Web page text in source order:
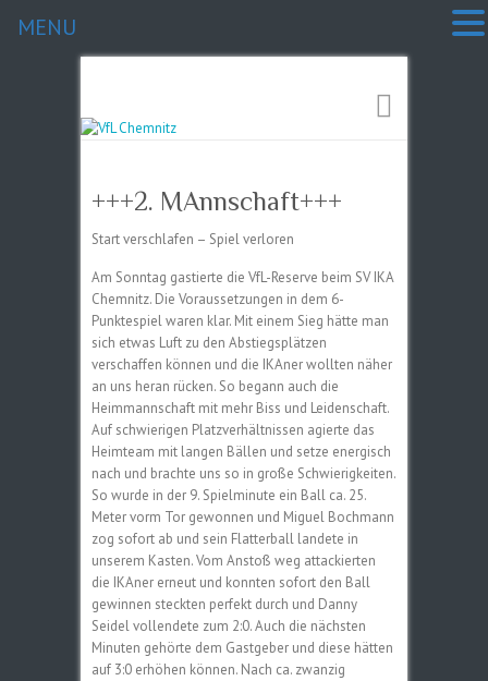
+++2. MAnnschaft+++
Start verschlafen – Spiel verloren
Am Sonntag gastierte die VfL-Reserve beim SV IKA
Chemnitz. Die Voraussetzungen in dem 6-
Punktespiel waren klar. Mit einem Sieg hätte man
sich etwas Luft zu den Abstiegsplätzen
verschaffen können und die IKAner wollten näher
an uns heran rücken. So begann auch die
Heimmannschaft mit mehr Biss und Leidenschaft.
Auf schwierigen Platzverhältnissen agierte das
Heimteam mit langen Bällen und setze energisch
nach und brachte uns so in große Schwierigkeiten.
So wurde in der 9. Spielminute ein Ball ca. 25.
Meter vorm Tor gewonnen und Miguel Bochmann
zog sofort ab und sein Flatterball landete in
unserem Kasten. Vom Anstoß weg attackierten
die IKAner erneut und konnten sofort den Ball
gewinnen steckten perfekt durch und Danny
Seidel vollendete zum 2:0. Auch die nächsten
Minuten gehörte dem Gastgeber und diese hätten
auf 3:0 erhöhen können. Nach ca. zwanzig
MENU